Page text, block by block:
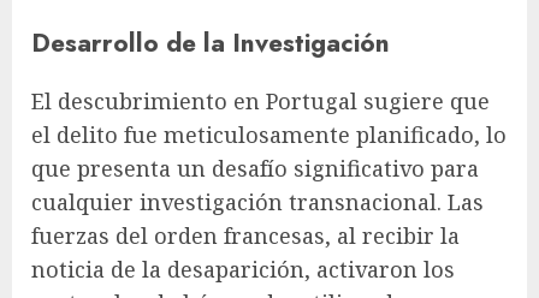
Desarrollo de la Investigación
El descubrimiento en Portugal sugiere que
el delito fue meticulosamente planificado, lo
que presenta un desafío significativo para
cualquier investigación transnacional. Las
fuerzas del orden francesas, al recibir la
noticia de la desaparición, activaron los